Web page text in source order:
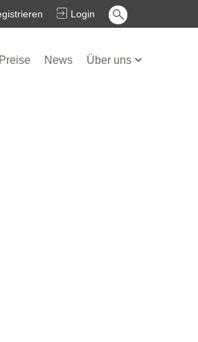
Login
Preise News Über uns